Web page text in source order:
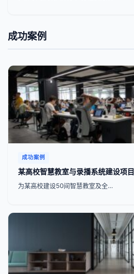
成功案例
成功案例
某高校智慧教室与录播系统建设项目
为某高校建设50间智慧教室及全…